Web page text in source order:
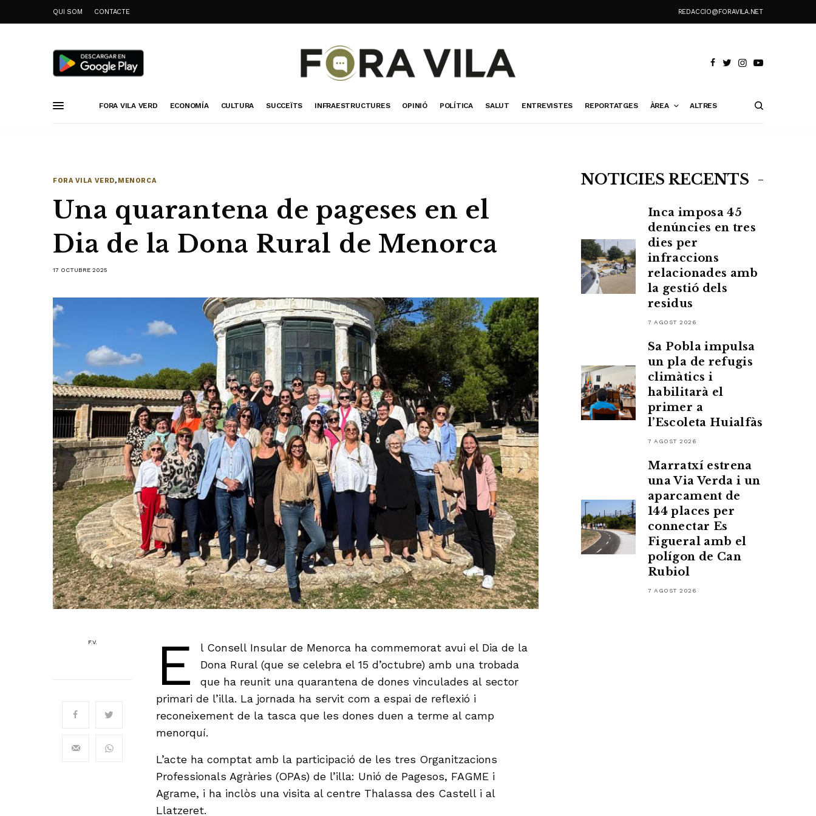
QUI SOM CONTACTE REDACCIO@FORAVILA.NET
FORA VILA VERD ECONOMÍA CULTURA SUCCEÏTS INFRAESTRUCTURES OPINIÓ POLÍTICA SALUT ENTREVISTES REPORTATGES ÀREA ALTRES
FORA VILA VERD, MENORCA
Una quarantena de pageses en el
Dia de la Dona Rural de Menorca
17 OCTUBRE 2025
F.V. E
l Consell Insular de Menorca ha commemorat avui el Dia de la
Dona Rural (que se celebra el 15 d’octubre) amb una trobada
que ha reunit una quarantena de dones vinculades al sector
primari de l’illa. La jornada ha servit com a espai de reflexió i
reconeixement de la tasca que les dones duen a terme al camp
menorquí.
L’acte ha comptat amb la participació de les tres Organitzacions
Professionals Agràries (OPAs) de l’illa: Unió de Pagesos, FAGME i
Agrame, i ha inclòs una visita al centre Thalassa des Castell i al
Llatzeret.
NOTÍCIES RECENTS
Inca imposa 45
denúncies en tres
dies per
infraccions
relacionades amb
la gestió dels
residus
7 AGOST 2026
Sa Pobla impulsa
un pla de refugis
climàtics i
habilitarà el
primer a
l’Escoleta Huialfàs
7 AGOST 2026
Marratxí estrena
una Via Verda i un
aparcament de
144 places per
connectar Es
Figueral amb el
polígon de Can
Rubiol
7 AGOST 2026